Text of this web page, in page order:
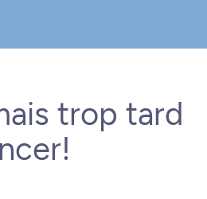
trop tard